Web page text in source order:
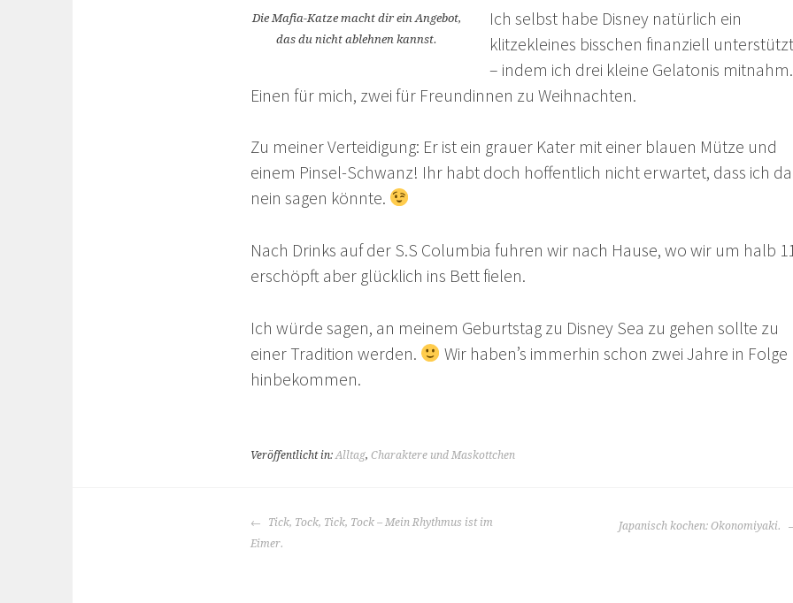
Die Mafia-Katze macht dir ein Angebot,
das du nicht ablehnen kannst.
Ich selbst habe Disney natürlich ein
klitzekleines bisschen finanziell unterstützt
– indem ich drei kleine Gelatonis mitnahm.
Einen für mich, zwei für Freundinnen zu Weihnachten.
Zu meiner Verteidigung: Er ist ein grauer Kater mit einer blauen Mütze und
einem Pinsel-Schwanz! Ihr habt doch hoffentlich nicht erwartet, dass ich da
nein sagen könnte.
Nach Drinks auf der S.S Columbia fuhren wir nach Hause, wo wir um halb
erschöpft aber glücklich ins Bett fielen.
Ich würde sagen, an meinem Geburtstag zu Disney Sea zu gehen sollte zu
einer Tradition werden.
Wir haben’s immerhin schon zwei Jahre in Folge
hinbekommen.
Veröffentlicht in:Alltag, Charaktere und Maskottchen
BEITRAGS-
NAVIGATION
Tick, Tock, Tick, Tock – Mein Rhythmus ist im
Eimer.
Japanisch kochen: Okonomiyaki.